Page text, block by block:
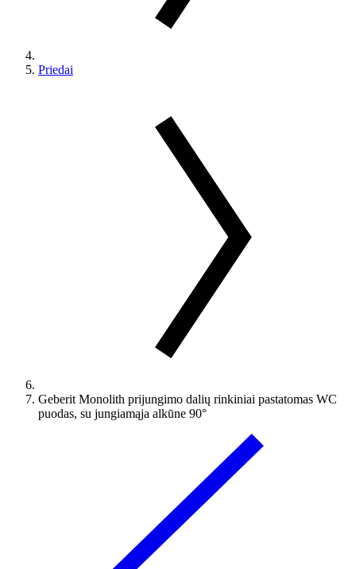
Priedai
Geberit Monolith prijungimo dalių rinkiniai pastatomas WC
puodas, su jungiamąja alkūne 90°